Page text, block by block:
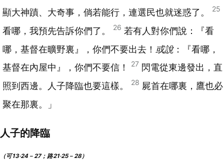
顯大神蹟、大奇事，倘若能行，連選民也就迷惑了。
25
看哪，我預先告訴你們了。 26 若有人對你們說：『看
哪，基督在曠野裏』，你們不要出去！ 或說：『看哪，
基督在內屋中』，你們不要信！
27 閃電從東邊發出，直
照到西邊。人子降臨也要這樣。
28 屍首在哪裏，鷹也必
聚在那裏。」
人子的降臨
（可13‧24－27；路21‧25－28）